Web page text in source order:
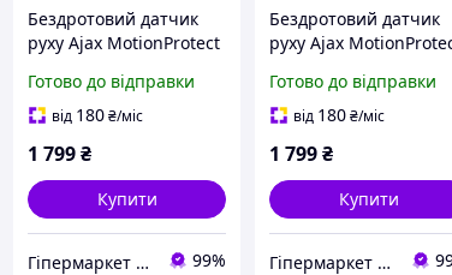
Бездротовий датчик
руху Ajax MotionProtect
Готово до відправки
від 180₴/міс
1 799₴
Купити
Гіпермаркет Безпеки Bezpeka-SHOP 99%
Бездротовий датчик
руху Ajax
Готово до відправки
від 180₴/міс
1 799₴
Купити
Гіпермаркет Безпеки Bezpeka-SHOP